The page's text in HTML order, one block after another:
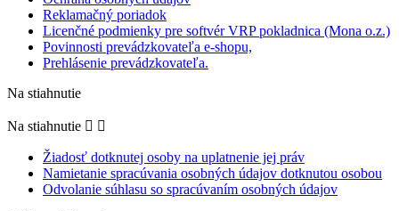
Reklamačný poriadok
Licenčné podmienky pre softvér VRP pokladnica (Mona o.z.)
Povinnosti prevádzkovateľa e-shopu,
Prehlásenie prevádzkovateľa.
Na stiahnutie
Na stiahnutie  
Žiadosť dotknutej osoby na uplatnenie jej práv
Namietanie spracúvania osobných údajov dotknutou osobou
Odvolanie súhlasu so spracúvaním osobných údajov